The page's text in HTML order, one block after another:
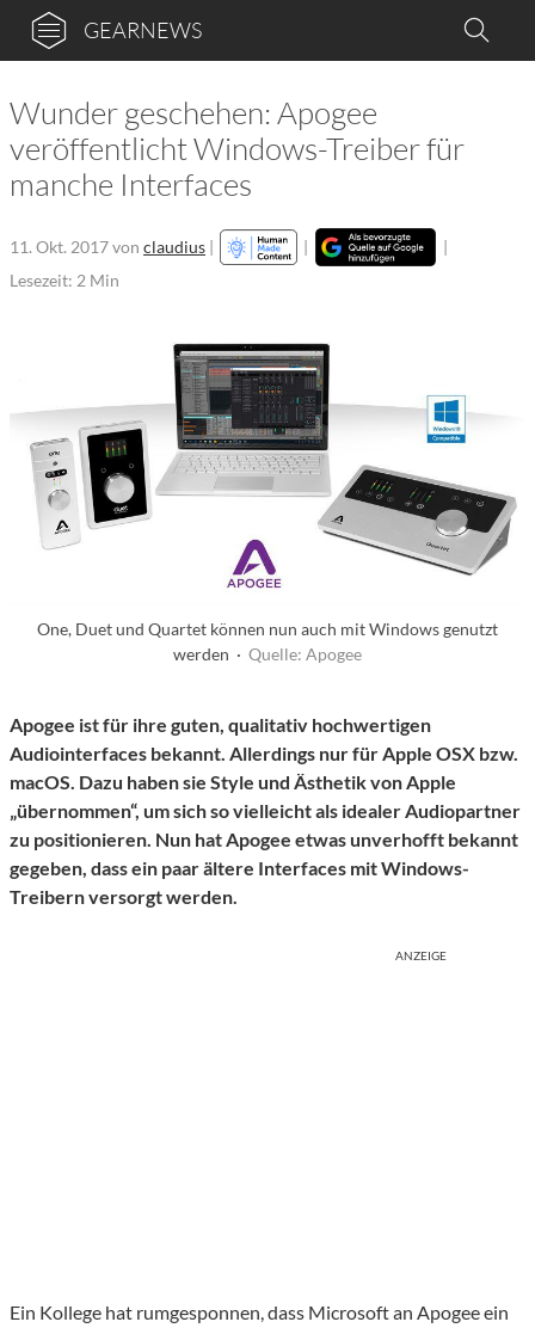
GEARNEWS
Wunder geschehen: Apogee
veröffentlicht Windows-Treiber für
manche Interfaces
11. Okt. 2017von claudius | |
|
Lesezeit: 2 Min
One, Duet und Quartet können nun auch mit Windows genutzt
werden · Quelle: Apogee
Apogee ist für ihre guten, qualitativ hochwertigen
Audiointerfaces bekannt. Allerdings nur für Apple OSX bzw.
macOS. Dazu haben sie Style und Ästhetik von Apple
„übernommen“, um sich so vielleicht als idealer Audiopartner
zu positionieren. Nun hat Apogee etwas unverhofft bekannt
gegeben, dass ein paar ältere Interfaces mit Windows-
Treibern versorgt werden.
ANZEIGE
Ein Kollege hat rumgesponnen, dass Microsoft an Apogee ein